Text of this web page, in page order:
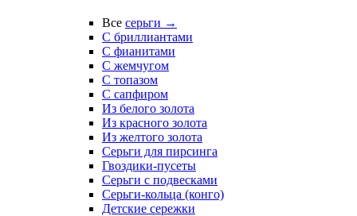
Все серьги →
С бриллиантами
С фианитами
С жемчугом
С топазом
С сапфиром
Из белого золота
Из красного золота
Из желтого золота
Серьги для пирсинга
Гвоздики-пусеты
Серьги с подвесками
Серьги-кольца (конго)
Детские сережки